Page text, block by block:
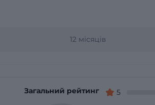
12 місяців
Загальний рейтинг 5